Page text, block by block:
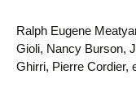
Ralph Eugene
Gioli, Nancy Burson,
Ghirri, Pierre Cordier,